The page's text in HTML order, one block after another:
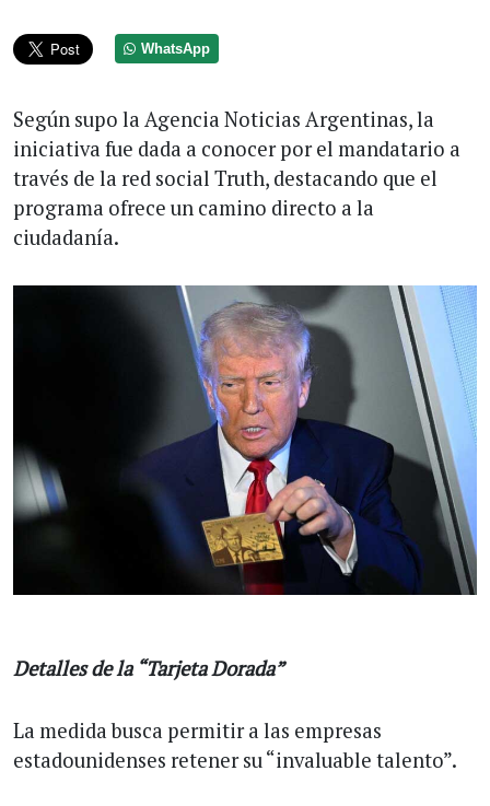
WhatsApp
Según supo la Agencia Noticias Argentinas, la
iniciativa fue dada a conocer por el mandatario a
través de la red social Truth, destacando que el
programa ofrece un camino directo a la
ciudadanía.
Detalles de la “Tarjeta Dorada”
La medida busca permitir a las empresas
estadounidenses retener su “invaluable talento”.